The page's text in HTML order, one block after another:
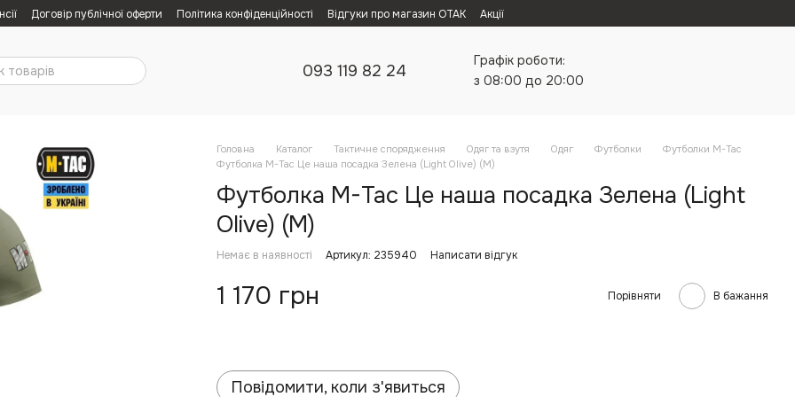
Договір публічної оферти Політика конфіденційності Відгуки про магазин ОТАК Акції
093 119 82 24
Графік роботи:
з 08:00 до 20:00
Головна Каталог Тактичне спорядження Одяг та взутя Одяг Футболки
Футболки M-Tac
Футболка M-Tac Це наша посадка Зелена (Light Olive) (M)
Футболка M-Tac Це наша посадка Зелена (Light
Olive) (M)
Немає в наявності Артикул: 235940 Написати відгук
1 170 грн Порівняти В бажання
Повідомити, коли з'явиться